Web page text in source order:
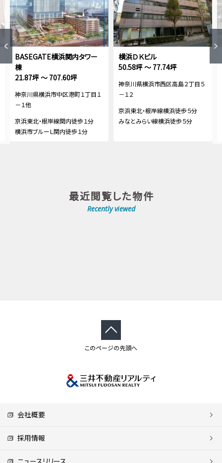
BASEGATE横浜関内タワー
棟
21.87坪 ～ 707.60坪
神奈川県横浜市中区港町１丁目１
－１他
京浜東北・根岸線関内徒歩１分
横浜市ブルーＬ関内徒歩１分
横浜ＤＫビル
50.58坪 ～ 77.74坪
神奈川県横浜市西区高島２丁目５
－１２
京浜東北・根岸線横浜徒歩５分
みなとみらい線横浜徒歩５分
最近閲覧した物件
Recently viewed
このページの先頭へ
会社概要
採用情報